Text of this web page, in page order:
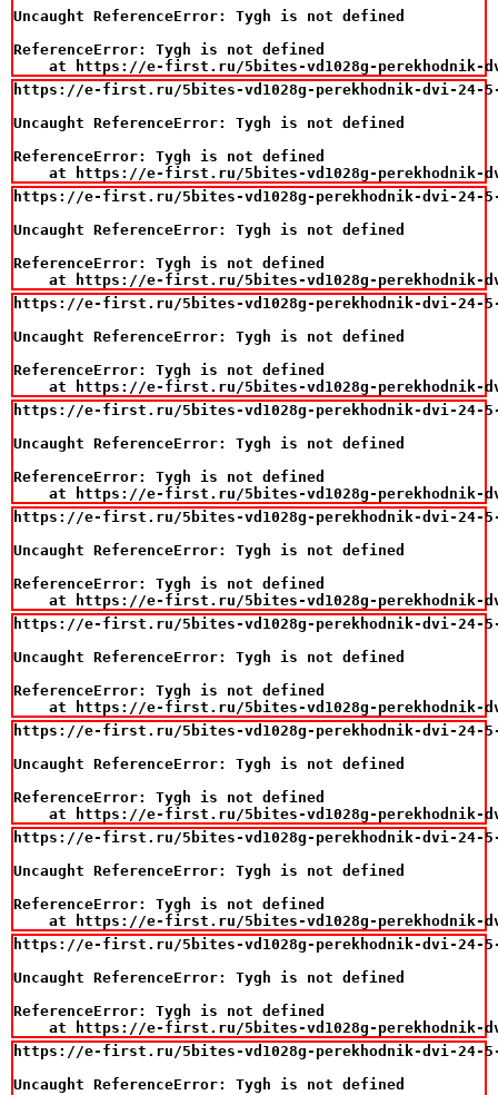
Uncaught ReferenceError: Tygh is not defined
ReferenceError: Tygh is not defined
at https://e-first.ru/5bites-vd1028g-perekhodnik-
https://e-first.ru/5bites-vd1028g-perekhodnik-dvi-24-5-
Uncaught ReferenceError: Tygh is not defined
ReferenceError: Tygh is not defined
at https://e-first.ru/5bites-vd1028g-perekhodnik-
https://e-first.ru/5bites-vd1028g-perekhodnik-dvi-24-5-
Uncaught ReferenceError: Tygh is not defined
ReferenceError: Tygh is not defined
at https://e-first.ru/5bites-vd1028g-perekhodnik-
https://e-first.ru/5bites-vd1028g-perekhodnik-dvi-24-5-
Uncaught ReferenceError: Tygh is not defined
ReferenceError: Tygh is not defined
at https://e-first.ru/5bites-vd1028g-perekhodnik-
https://e-first.ru/5bites-vd1028g-perekhodnik-dvi-24-5-
Uncaught ReferenceError: Tygh is not defined
ReferenceError: Tygh is not defined
at https://e-first.ru/5bites-vd1028g-perekhodnik-
https://e-first.ru/5bites-vd1028g-perekhodnik-dvi-24-5-
Uncaught ReferenceError: Tygh is not defined
ReferenceError: Tygh is not defined
at https://e-first.ru/5bites-vd1028g-perekhodnik-
https://e-first.ru/5bites-vd1028g-perekhodnik-dvi-24-5-
Uncaught ReferenceError: Tygh is not defined
ReferenceError: Tygh is not defined
at https://e-first.ru/5bites-vd1028g-perekhodnik-
https://e-first.ru/5bites-vd1028g-perekhodnik-dvi-24-5-
Uncaught ReferenceError: Tygh is not defined
ReferenceError: Tygh is not defined
at https://e-first.ru/5bites-vd1028g-perekhodnik-
https://e-first.ru/5bites-vd1028g-perekhodnik-dvi-24-5-
Uncaught ReferenceError: Tygh is not defined
ReferenceError: Tygh is not defined
at https://e-first.ru/5bites-vd1028g-perekhodnik-
https://e-first.ru/5bites-vd1028g-perekhodnik-dvi-24-5-
Uncaught ReferenceError: Tygh is not defined
ReferenceError: Tygh is not defined
at https://e-first.ru/5bites-vd1028g-perekhodnik-
https://e-first.ru/5bites-vd1028g-perekhodnik-dvi-24-5-
Uncaught ReferenceError: Tygh is not defined